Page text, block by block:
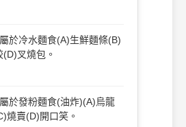
於冷水麵食(A)生鮮麵條(B)
叉燒包。
於發粉麵食(油炸)(A)烏龍
燒賣(D)開口笑。